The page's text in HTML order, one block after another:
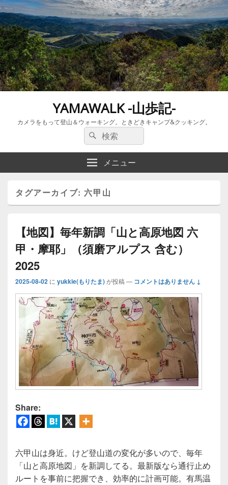
YAMAWALK -山歩記-
カメラをもって登山＆ウォーキング。ときどきキャンプ&クッキング。
検
索:
検
索
メニュー
タグアーカイブ: 六甲山
【地図】毎年新調「山と高原地図 六
甲・摩耶」（須磨アルプス 含む）
2025
2025-08-02 に yukkie(もりたま)が投稿 — コメントはありません ↓
Share:
六甲山は身近。けど登山道の変化が多いので、毎年
「山と高原地図」を新調してる。最新版なら通行止め
ルートを事前に把握でき、効率的に計画可能。有馬温